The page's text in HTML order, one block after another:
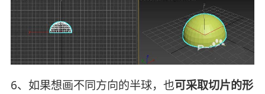
6、如果想画不同方向的半球，也可采取切片的形